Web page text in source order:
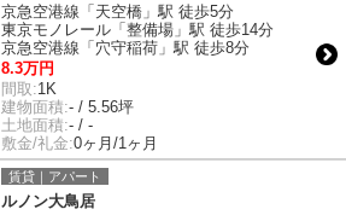
京急空港線「天空橋」駅 徒歩5分
東京モノレール「整備場」駅 徒歩14分
京急空港線「穴守稲荷」駅 徒歩8分
8.3万円
間取:1K
建物面積:- / 5.56坪
土地面積:- / -
敷金/礼金:0ヶ月/1ヶ月
賃貸｜アパート
ルノン大鳥居